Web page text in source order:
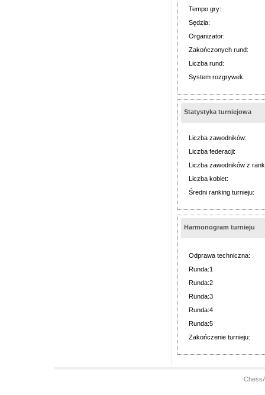
Tempo gry:
Sędzia:
Organizator:
Zakończonych rund:
Liczba rund:
System rozgrywek:
Statystyka turniejowa
Liczba zawodników:
Liczba federacji:
Liczba zawodników z
Liczba kobiet:
Średni ranking turnieju:
Harmonogram turnieju
Odprawa techniczna:
Runda:1
Runda:2
Runda:3
Runda:4
Runda:5
Zakończenie turnieju: